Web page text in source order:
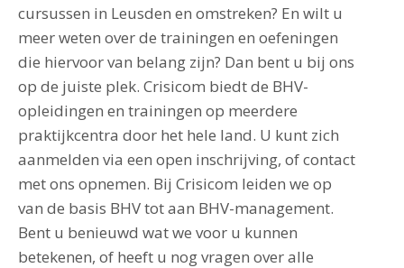
cursussen in Leusden en omstreken? En wilt u
meer weten over de trainingen en oefeningen
die hiervoor van belang zijn? Dan bent u bij ons
op de juiste plek. Crisicom biedt de BHV-
opleidingen en trainingen op meerdere
praktijkcentra door het hele land. U kunt zich
aanmelden via een open inschrijving, of contact
met ons opnemen. Bij Crisicom leiden we op
van de basis BHV tot aan BHV-management.
Bent u benieuwd wat we voor u kunnen
betekenen, of heeft u nog vragen over alle